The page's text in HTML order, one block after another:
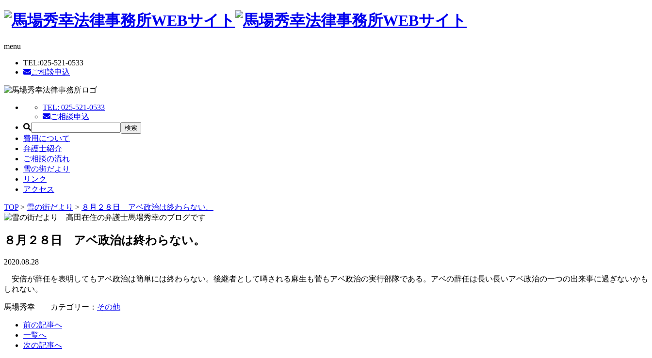
menu
TEL:025-521-0533
ご相談申込
TEL: 025-521-0533
ご相談申込
費用について
弁護士紹介
ご相談の流れ
雪の街だより
リンク
アクセス
TOP> 雪の街だより > ８月２８日 アベ政治は終わらない。
８月２８日 アベ政治は終わらない。
2020.08.28
安倍が辞任を表明してもアベ政治は簡単には終わらない。後継者として噂される麻生も菅もアベ政治の実行部隊である。アベの辞任は長い長いアベ政治の一つの出来事に過ぎないかも
しれない。
馬場秀幸 カテゴリー： その他
前の記事へ
一覧へ
次の記事へ